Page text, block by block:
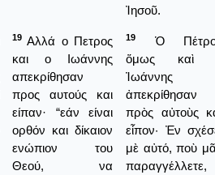
Ἰησοῦ.
19 Αλλά ο Πετρος
και ο Ιωάννης
απεκρίθησαν
προς αυτούς και
είπαν· “εάν είναι
ορθόν και δίκαιον
ενώπιον του
Θεού, να
19
Ὁ
ὅμως καὶ
Ἰωάννης
ἀπεκρίθησαν
πρὸς αὐτοὺς
εἶπον· Ἐν
μὲ αὐτό, ποὺ
παραγγέλλετε,